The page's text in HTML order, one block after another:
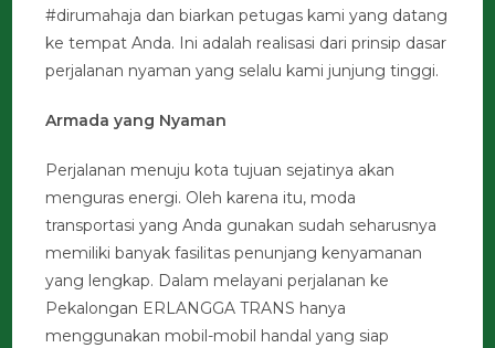
#dirumahaja dan biarkan petugas kami yang datang
ke tempat Anda. Ini adalah realisasi dari prinsip dasar
perjalanan nyaman yang selalu kami junjung tinggi.
Armada yang Nyaman
Perjalanan menuju kota tujuan sejatinya akan
menguras energi. Oleh karena itu, moda
transportasi yang Anda gunakan sudah seharusnya
memiliki banyak fasilitas penunjang kenyamanan
yang lengkap. Dalam melayani perjalanan ke
Pekalongan ERLANGGA TRANS hanya
menggunakan mobil-mobil handal yang siap